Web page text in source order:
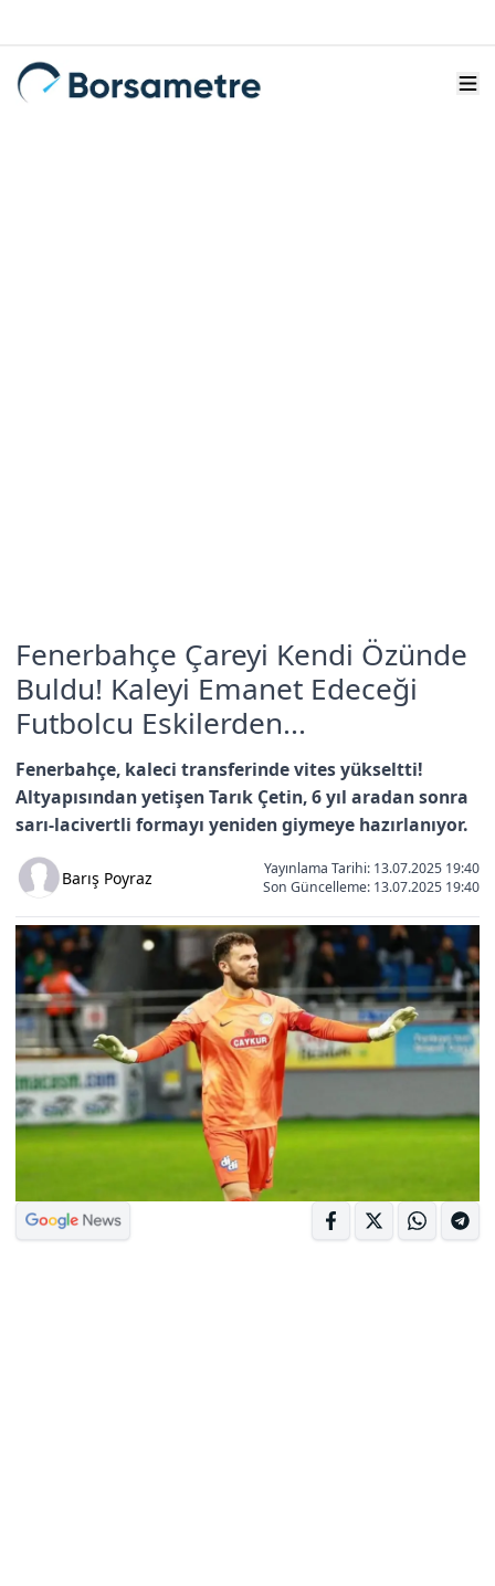
Fenerbahçe Çareyi Kendi Özünde
Buldu! Kaleyi Emanet Edeceği
Futbolcu Eskilerden...
Fenerbahçe, kaleci transferinde vites yükseltti!
Altyapısından yetişen Tarık Çetin, 6 yıl aradan sonra
sarı-lacivertli formayı yeniden giymeye hazırlanıyor.
Barış Poyraz
Yayınlama Tarihi: 13.07.2025 19:40
Son Güncelleme: 13.07.2025 19:40